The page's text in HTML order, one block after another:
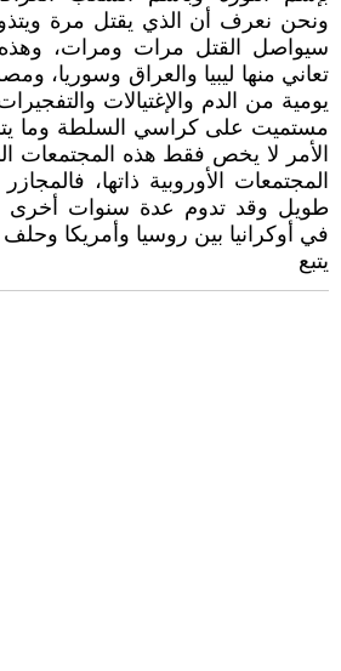
ونحن نعرف أن الذي يقتل مرة
سيواصل القتل مرات ومرات،
تعاني منها ليبيا والعراق وسوريا،
يومية من الدم والإغتيالات
مستميت على كراسي السلطة وما
الأمر لا يخص فقط هذه المجتمعات
المجتمعات الأوروبية ذاتها،
طويل وقد تدوم عدة سنوات أخرى
في أوكرانيا بين روسيا وأمريكا وحلف
يتبع